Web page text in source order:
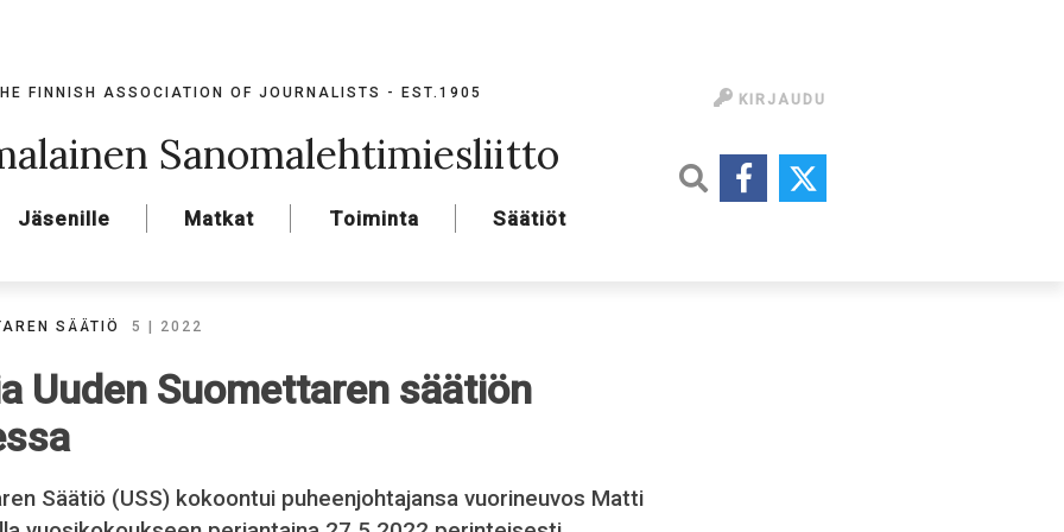
FINNISH ASSOCIATION OF JOURNALISTS - EST.1905
Sanomalehtimiesliitto
Jäsenille Matkat Toiminta Säätiöt
KIRJAUDU
SÄÄTIÖ 5 | 2022
Uuden Suomettaren säätiön
Säätiö (USS) kokoontui puheenjohtajansa vuorineuvos Matti